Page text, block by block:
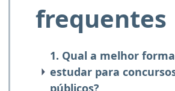
frequentes
1. Qual a melhor
estudar para
públicos?